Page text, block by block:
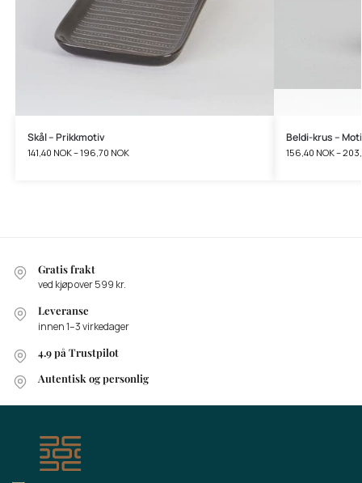
Skål – Prikkmotiv
141,40 NOK–196,70 NOK
Beldi-krus –
156,40 NOK–
Gratis frakt
ved kjøp over 599 kr.
Leveranse
innen 1–3 virkedager
4.9 på Trustpilot
Autentisk og personlig